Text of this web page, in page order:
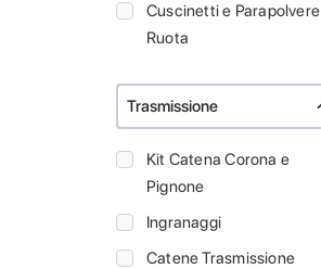
Cuscinetti e Parapolvere
Ruota
Trasmissione
Kit Catena Corona e
Pignone
Ingranaggi
Catene Trasmissione